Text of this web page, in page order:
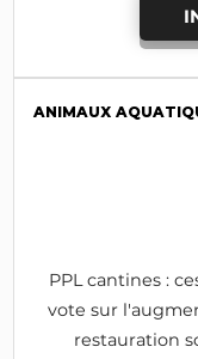
ANIMAUX
PPL cantines :
vote sur
restauration